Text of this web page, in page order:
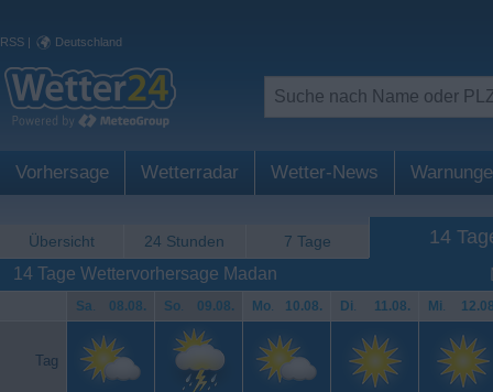
RSS | Deutschland
Vorhersage Wetterradar Wetter-News
Übersicht 24 Stunden 7 Tage 14
14 Tage Wettervorhersage Madan
Sa. 08.08. So. 09.08. Mo. 10.08. Di. 11.08. Mi.
Tag